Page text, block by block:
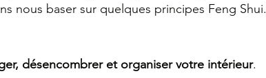
bonsaï
nous baser sur quelques principes Feng Shui.
désencombrer et organiser votre intérieur.